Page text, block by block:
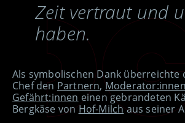
Zeit vertraut und
haben.
Als symbolischen Dank überreichte
Chef den Partnern, Moderator:innen
Gefährt:innen einen gebrandeten
Bergkäse vonHof-Milchaus seiner